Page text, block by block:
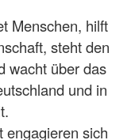
Menschen, hilft
steht den
wacht über das
und in
engagieren sich